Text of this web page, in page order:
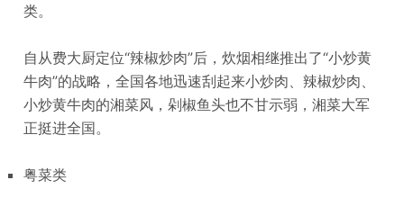
类。
自从费大厨定位“辣椒炒肉”后，炊烟相继推出了“小炒黄
牛肉”的战略，全国各地迅速刮起来小炒肉、辣椒炒肉、
小炒黄牛肉的湘菜风，剁椒鱼头也不甘示弱，湘菜大军
正挺进全国。
粤菜类